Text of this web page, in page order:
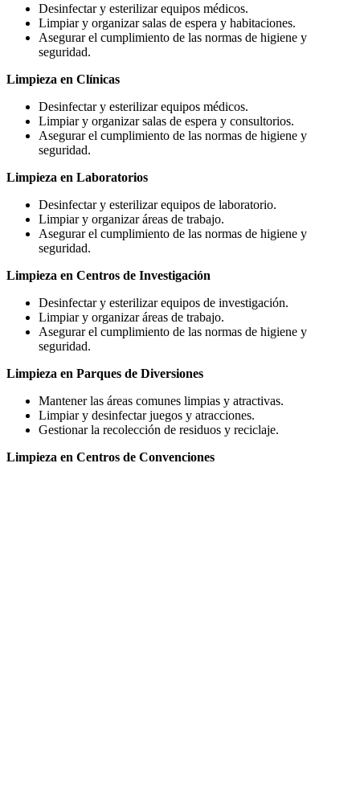
Desinfectar y esterilizar equipos médicos.
Limpiar y organizar salas de espera y habitaciones.
Asegurar el cumplimiento de las normas de higiene y
seguridad.
Limpieza en Clínicas
Desinfectar y esterilizar equipos médicos.
Limpiar y organizar salas de espera y consultorios.
Asegurar el cumplimiento de las normas de higiene y
seguridad.
Limpieza en Laboratorios
Desinfectar y esterilizar equipos de laboratorio.
Limpiar y organizar áreas de trabajo.
Asegurar el cumplimiento de las normas de higiene y
seguridad.
Limpieza en Centros de Investigación
Desinfectar y esterilizar equipos de investigación.
Limpiar y organizar áreas de trabajo.
Asegurar el cumplimiento de las normas de higiene y
seguridad.
Limpieza en Parques de Diversiones
Mantener las áreas comunes limpias y atractivas.
Limpiar y desinfectar juegos y atracciones.
Gestionar la recolección de residuos y reciclaje.
Limpieza en Centros de Convenciones